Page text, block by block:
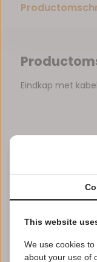
Eindkap met
Er zijn nog geen
This website
We use cookies
about your use of